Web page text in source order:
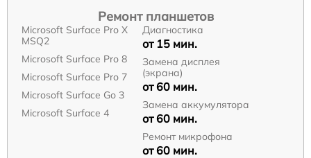
Ремонт планшетов
Microsoft Surface Pro X
MSQ2
Microsoft Surface Pro 8
Microsoft Surface Pro 7
Microsoft Surface Go 3
Microsoft Surface 4
Диагностика
от 15 мин.
Замена дисплея
(экрана)
от 60 мин.
Замена аккумулятора
от 60 мин.
Ремонт микрофона
от 60 мин.